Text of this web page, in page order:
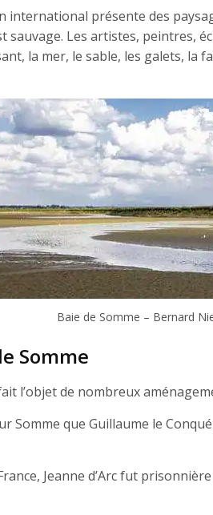
international présente des
sauvage. Les artistes, peintres,
la mer, le sable, les galets, la
Baie de Somme – Bernard
Somme
l’objet de nombreux
Somme que Guillaume le
Jeanne d’Arc fut